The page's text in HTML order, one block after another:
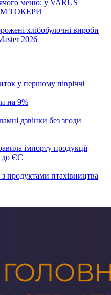
меню: у VARUS
ТМ ТОКЕРИ
хлібобулочні вироби
2026
у першому півріччі
на 9%
дзвінки без згоди
імпорту продукції
до ЄС
продуктами птахівництва